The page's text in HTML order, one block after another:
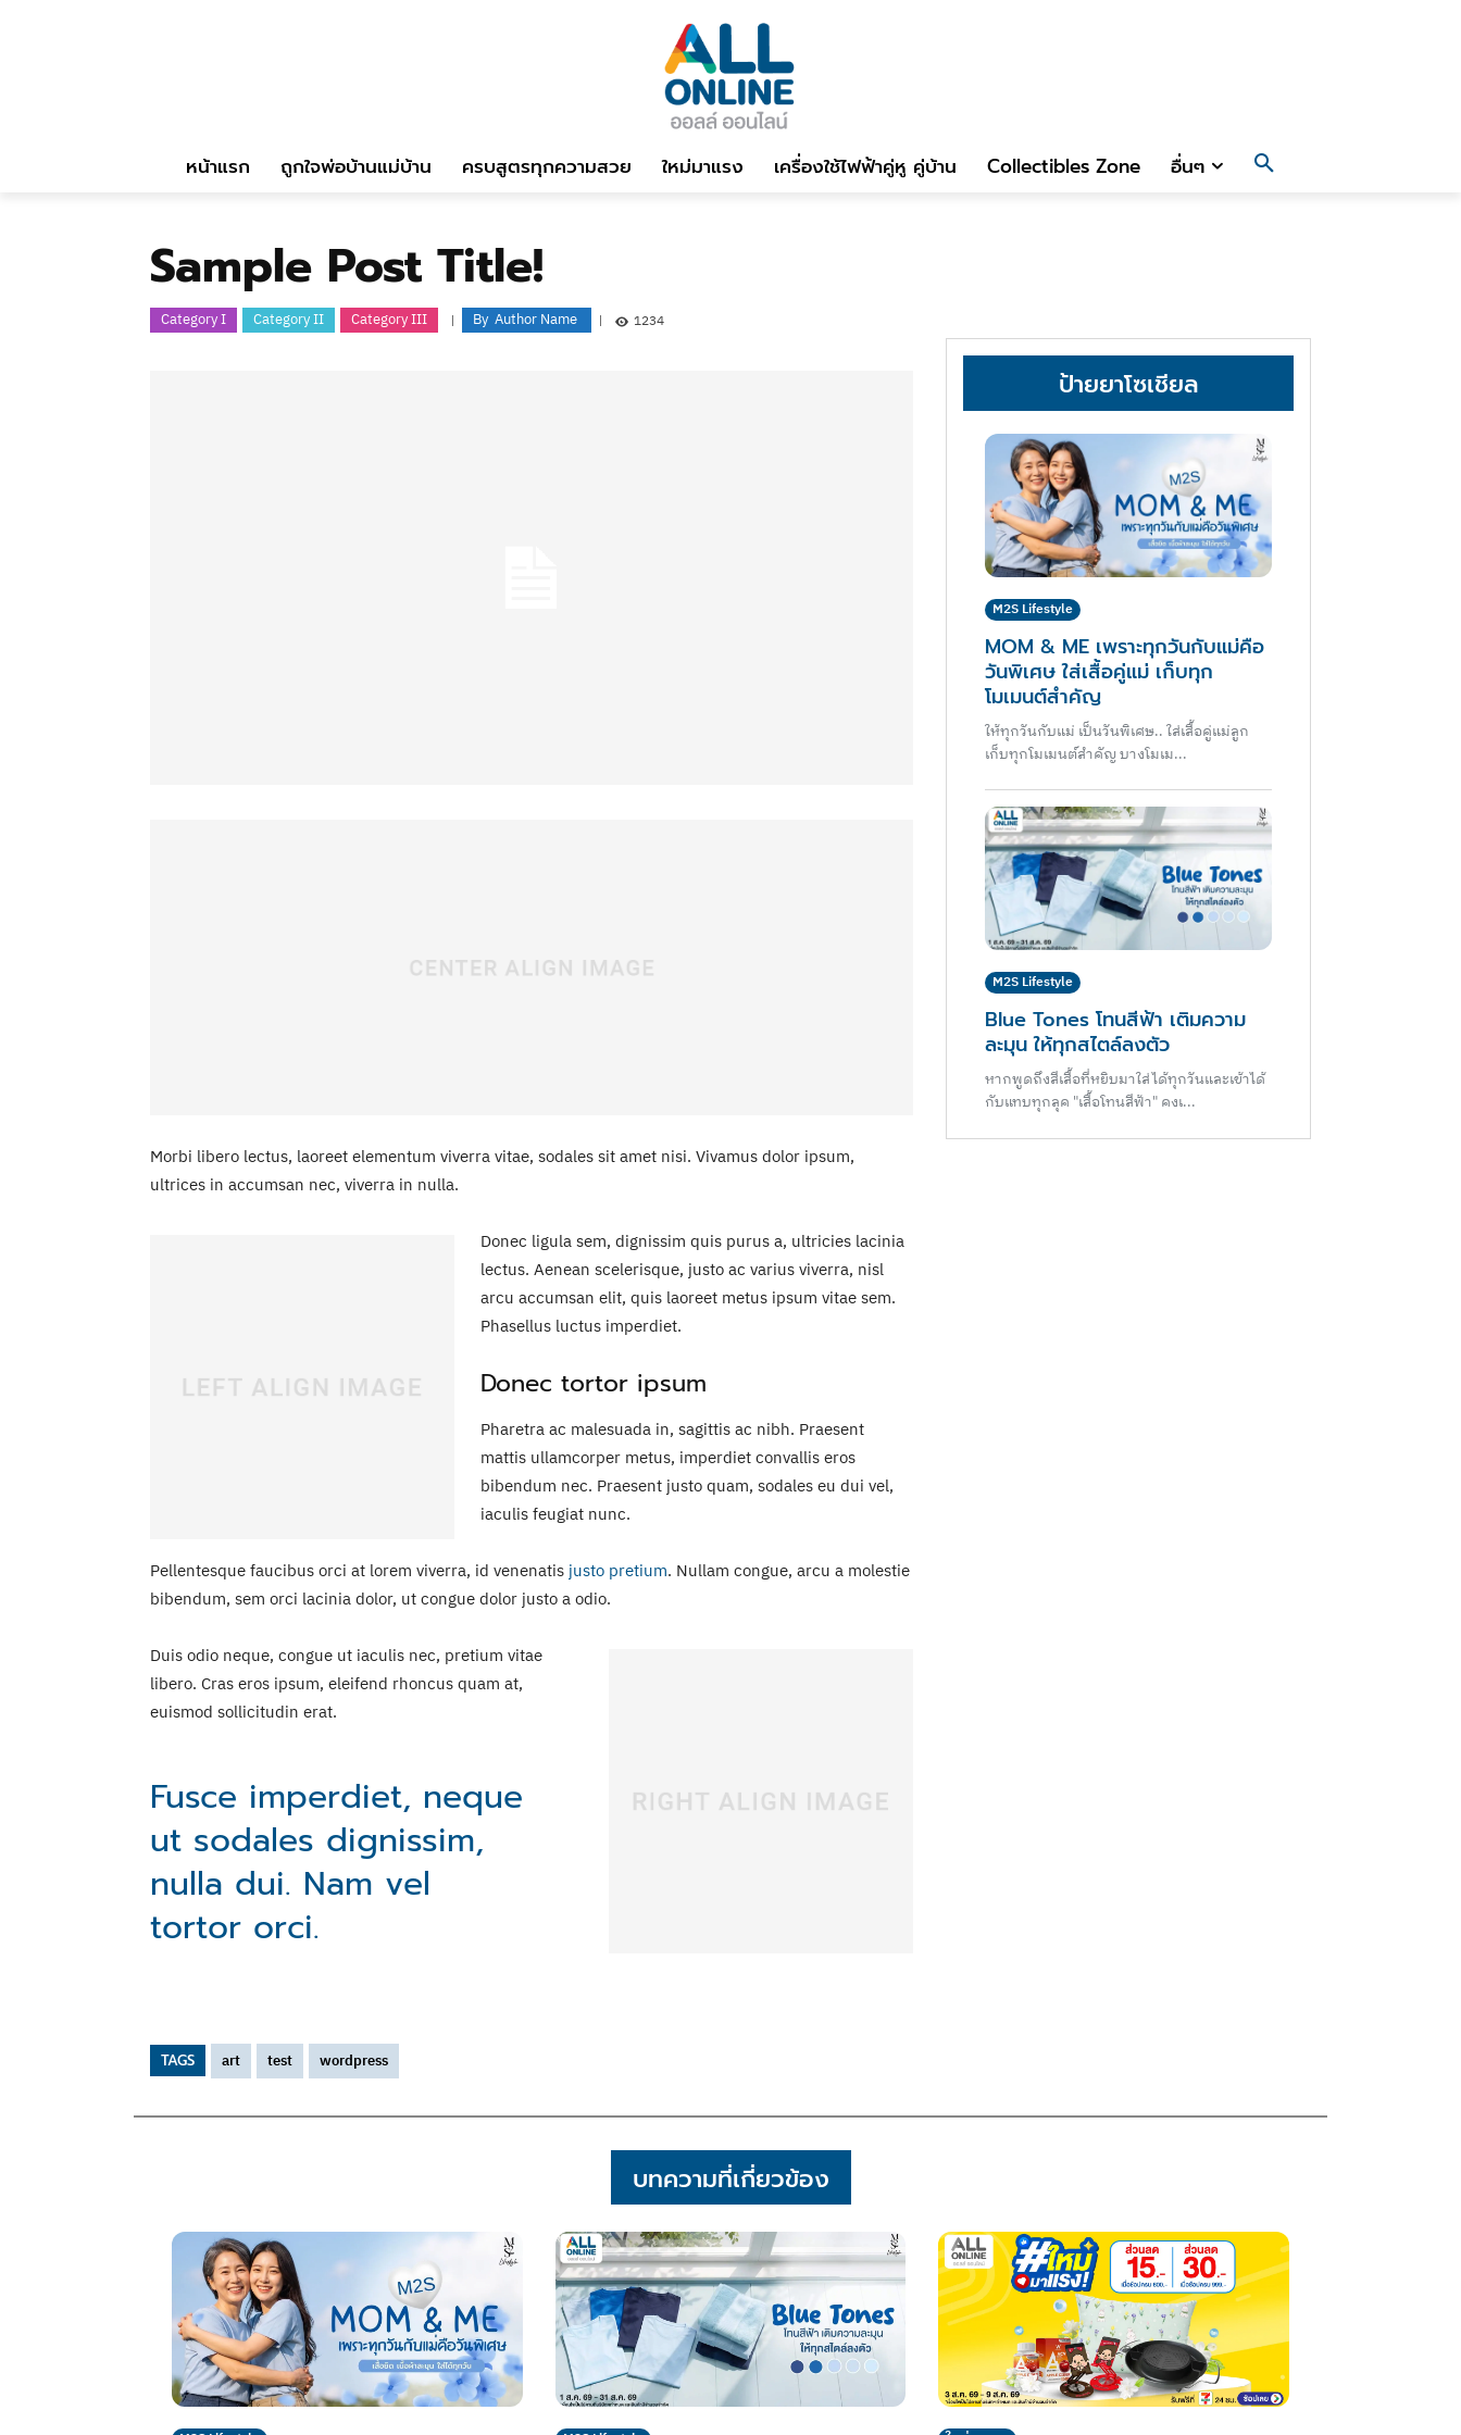
หน้าแรก ถูกใจพ่อบ้านแม่บ้าน ครบสูตรทุกความสวย ใหม่มาแรง เครื่องใช้ไฟฟ้าคู่หู คู่บ้าน Collectibles Zone อื่นๆ
Sample Post Title!
Category I Category II Category III By Author Name 1234
Morbi libero lectus, laoreet elementum viverra vitae, sodales sit amet nisi. Vivamus dolor ipsum,
ultrices in accumsan nec, viverra in nulla.
Donec ligula sem, dignissim quis purus a, ultricies lacinia
lectus. Aenean scelerisque, justo ac varius viverra, nisl
arcu accumsan elit, quis laoreet metus ipsum vitae sem.
Phasellus luctus imperdiet.
Donec tortor ipsum
Pharetra ac malesuada in, sagittis ac nibh. Praesent
mattis ullamcorper metus, imperdiet convallis eros
bibendum nec. Praesent justo quam, sodales eu dui vel,
iaculis feugiat nunc.
Pellentesque faucibus orci at lorem viverra, id venenatis justo pretium. Nullam congue, arcu a molestie
bibendum, sem orci lacinia dolor, ut congue dolor justo a odio.
Duis odio neque, congue ut iaculis nec, pretium vitae
libero. Cras eros ipsum, eleifend rhoncus quam at,
euismod sollicitudin erat.
Fusce imperdiet, neque
ut sodales dignissim,
nulla dui. Nam vel
tortor orci.
ป้ายยาโซเชียล
M2S Lifestyle
MOM & ME เพราะทุกวันกับแม่คือ
วันพิเศษ ใส่เสื้อคู่แม่ เก็บทุก
โมเมนต์สำคัญ
ให้ทุกวันกับแม่ เป็นวันพิเศษ.. ใส่เสื้อคู่แม่ลูก
เก็บทุกโมเมนต์สำคัญ บางโมเม...
M2S Lifestyle
Blue Tones โทนสีฟ้า เติมความ
ละมุน ให้ทุกสไตล์ลงตัว
หากพูดถึงสีเสื้อที่หยิบมาใส่ได้ทุกวันและเข้าได้
กับแทบทุกลุค "เสื้อโทนสีฟ้า" คงเ...
TAGS art test wordpress
บทความที่เกี่ยวข้อง